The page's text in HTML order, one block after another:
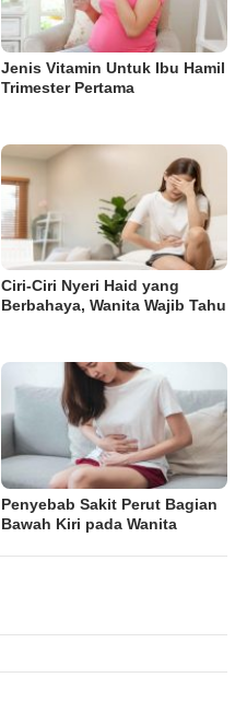
Jenis Vitamin Untuk Ibu Hamil
Trimester Pertama
Ciri-Ciri Nyeri Haid yang
Berbahaya, Wanita Wajib Tahu
Penyebab Sakit Perut Bagian
Bawah Kiri pada Wanita